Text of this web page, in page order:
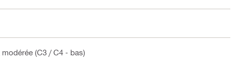
modérée (C3 / C4 - bas)